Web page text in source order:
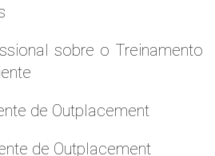
sobre o Treinamento
de Outplacement
de Outplacement